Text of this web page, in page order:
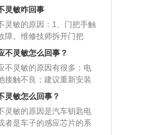
，拆开车钥匙，取出遥控
打开遥控盒，拿出里面的
通常是因为电路板上面的
接触不良，需要把预热好
来对接触不良的贴片进行
接完了就把电路板装回到
里，再试车，车门能够正
，重新匹配车钥匙的匹配
身控制模块。车辆电路保
或车身控制模块出现故
灵敏咋回事
灵敏的原因：1、门把手触
障。维修技师拆开门把
手电路是否松动或断路，
门把手触摸传感器的电阻
在正常范围内；如果门把
器电路或者传感器失效，
解锁，导致无钥匙进入系
办法：建议车主去专业的
进行门把手触摸传感器的
不灵敏怎么回事？
不灵敏的原因有很多：电
接触不良；建议重新安装
遥控钥匙中的时间控制模
致遥控器故障；建议到修
更换控制单元。这也可能
控发射器的天线老化造成
灵敏怎么回事？
灵敏的原因是汽车钥匙电
者是车子的感应芯片的系